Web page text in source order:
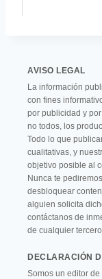
AVISO LEGAL
La información
con fines
por publicidad y
no todos, los
Todo lo que
cualitativas, y
objetivo posible al
Nunca te
desbloquear
alguien solicita
contáctanos de
de cualquier
DECLARACIÓN
Somos un editor